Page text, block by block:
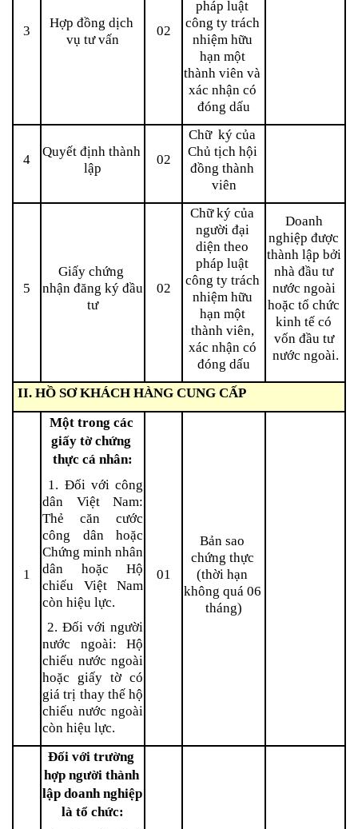
3
Hợp đồng dịch
vụ tư vấn
02
pháp luật
công ty trách
nhiệm hữu
hạn một
thành viên và
xác nhận có
đóng dấu
4
Quyết định thành
lập
02
Chữ  ký của
Chủ tịch hội
đồng thành
viên
5
Giấy chứng
nhận đăng ký đầu
tư
02
Chữ ký của
người đại
diện theo
pháp luật
công ty trách
nhiệm hữu
hạn một
thành viên,
xác nhận có
đóng dấu
Doanh
nghiệp được
thành lập bởi
nhà đầu tư
nước ngoài
hoặc tổ chức
kinh tế có
vốn đầu tư
nước ngoài.
II. HỒ SƠ KHÁCH HÀNG CUNG CẤP
1
Một trong các
giấy tờ chứng
thực cá nhân:
1. Đối với công
dân Việt Nam:
Thẻ căn cước
công dân hoặc
Chứng minh nhân
dân hoặc Hộ
chiếu Việt Nam
còn hiệu lực.
2. Đối với người
nước ngoài: Hộ
chiếu nước ngoài
hoặc giấy tờ có
giá trị thay thế hộ
chiếu nước ngoài
còn hiệu lực.
01
Bản sao
chứng thực
(thời hạn
không quá 06
tháng)
Đối với trường
hợp người thành
lập doanh nghiệp
là tổ chức: